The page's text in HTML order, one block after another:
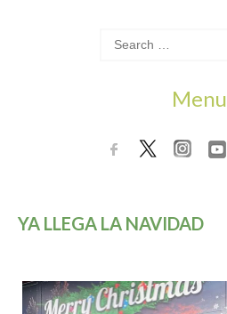
Menu
YA LLEGA LA NAVIDAD